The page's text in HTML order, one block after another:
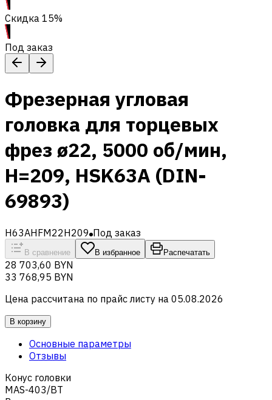
Скидка 15%
Под заказ
Фрезерная угловая
головка для торцевых
фрез ø22, 5000 об/мин,
H=209, HSK63A (DIN-
69893)
H63AHFM22H209 Под заказ
В сравнение В избранное Распечатать
28 703,60 BYN
33 768,95 BYN
Цена рассчитана по прайс листу на 05.08.2026
В корзину
Основные параметры
Отзывы
Конус головки
MAS-403/BT